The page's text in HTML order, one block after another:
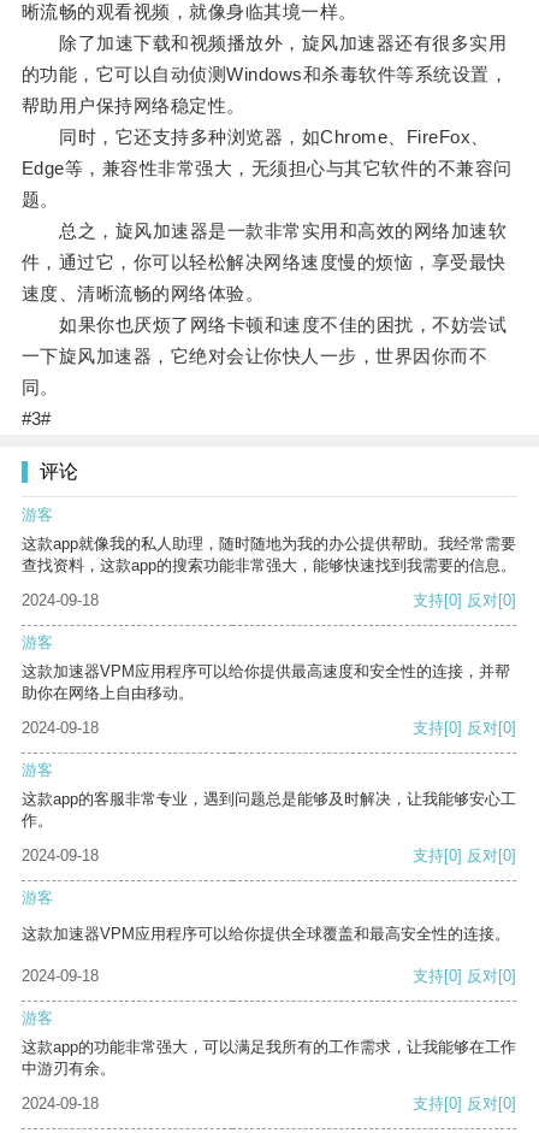
晰流畅的观看视频，就像身临其境一样。
除了加速下载和视频播放外，旋风加速器还有很多实用
的功能，它可以自动侦测Windows和杀毒软件等系统设置，
帮助用户保持网络稳定性。
同时，它还支持多种浏览器，如Chrome、FireFox、
Edge等，兼容性非常强大，无须担心与其它软件的不兼容问
题。
总之，旋风加速器是一款非常实用和高效的网络加速软
件，通过它，你可以轻松解决网络速度慢的烦恼，享受最快
速度、清晰流畅的网络体验。
如果你也厌烦了网络卡顿和速度不佳的困扰，不妨尝试
一下旋风加速器，它绝对会让你快人一步，世界因你而不
同。
#3#
评论
游客
这款app就像我的私人助理，随时随地为我的办公提供帮助。我经常需要
查找资料，这款app的搜索功能非常强大，能够快速找到我需要的信息。
2024-09-18
支持[0] 反对[0]
游客
这款加速器VPM应用程序可以给你提供最高速度和安全性的连接，并帮
助你在网络上自由移动。
2024-09-18
支持[0] 反对[0]
游客
这款app的客服非常专业，遇到问题总是能够及时解决，让我能够安心工
作。
2024-09-18
支持[0] 反对[0]
游客
这款加速器VPM应用程序可以给你提供全球覆盖和最高安全性的连接。
2024-09-18 支持[0] 反对[0]
游客
这款app的功能非常强大，可以满足我所有的工作需求，让我能够在工作
中游刃有余。
2024-09-18
支持[0] 反对[0]